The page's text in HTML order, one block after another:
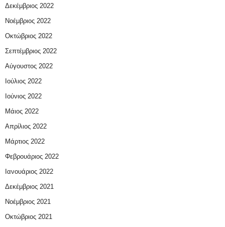
Δεκέμβριος 2022
Νοέμβριος 2022
Οκτώβριος 2022
Σεπτέμβριος 2022
Αύγουστος 2022
Ιούλιος 2022
Ιούνιος 2022
Μάιος 2022
Απρίλιος 2022
Μάρτιος 2022
Φεβρουάριος 2022
Ιανουάριος 2022
Δεκέμβριος 2021
Νοέμβριος 2021
Οκτώβριος 2021